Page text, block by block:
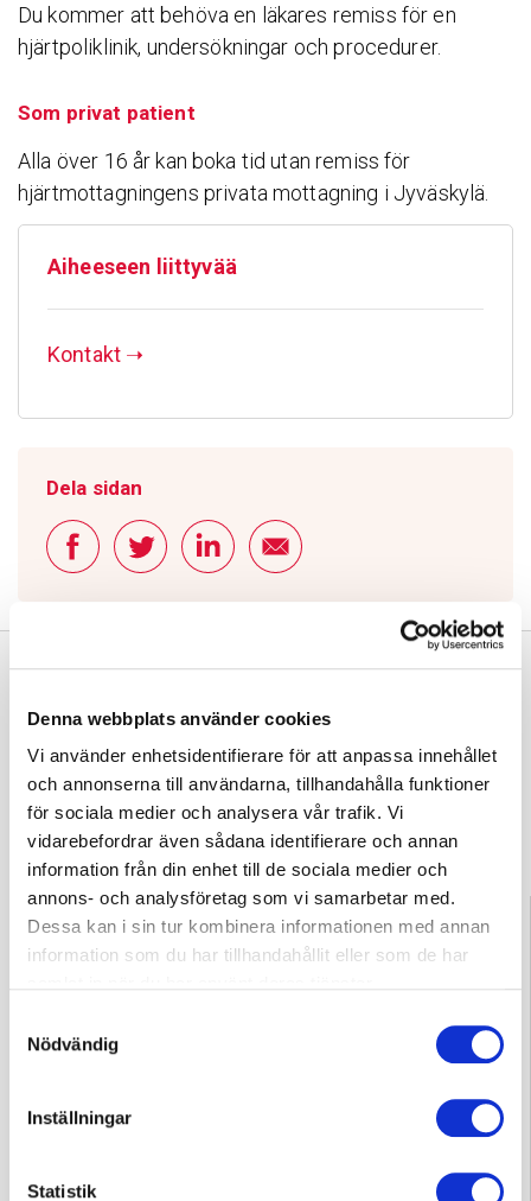
Denna webbplats använder cookies
Vi använder enhetsidentifierare för att anpassa innehållet
och annonserna till användarna, tillhandahålla funktioner
för sociala medier och analysera vår trafik. Vi
vidarebefordrar även sådana identifierare och annan
information från din enhet till de sociala medier och
annons- och analysföretag som vi samarbetar med.
Dessa kan i sin tur kombinera informationen med annan
information som du har tillhandahållit eller som de har
Nödvändig
Inställningar
Statistik
Du kommer att behöva en läkares remiss för en
hjärtpoliklinik, undersökningar och procedurer.
Som privat patient
Alla över 16 år kan boka tid utan remiss för
hjärtmottagningens privata mottagning i Jyväskylä.
Aiheeseen liittyvää
Kontakt ➝
Dela sidan
Ge respons
Information
Tammerfors 03 311 64145
Om du vill avboka en tid eller har frågor om din behandling,
vänligen kontakta per telefon den Hjärtsjukhuset som
förfrågning